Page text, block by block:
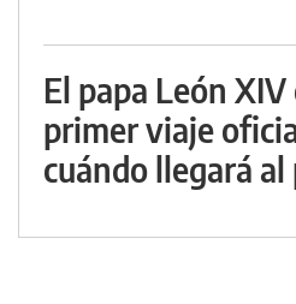
El papa León
primer viaje
cuándo llegará al